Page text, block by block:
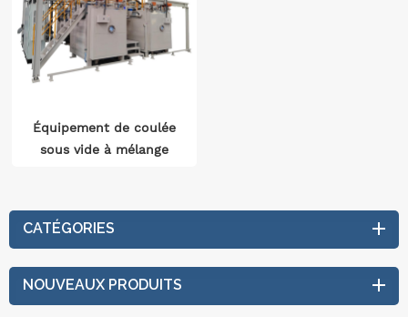
Équipement de coulée
sous vide à mélange
CATÉGORIES
NOUVEAUX PRODUITS